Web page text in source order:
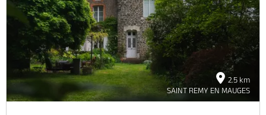
2.5 km
SAINT REMY EN MAUGES